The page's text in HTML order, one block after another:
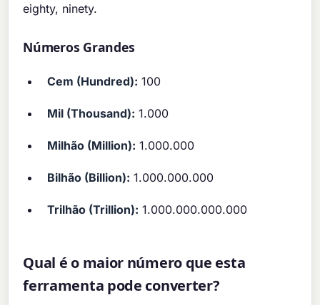
eighty, ninety.
Números Grandes
Cem (Hundred): 100
Mil (Thousand): 1.000
Milhão (Million): 1.000.000
Bilhão (Billion): 1.000.000.000
Trilhão (Trillion): 1.000.000.000.000
Qual é o maior número que esta
ferramenta pode converter?